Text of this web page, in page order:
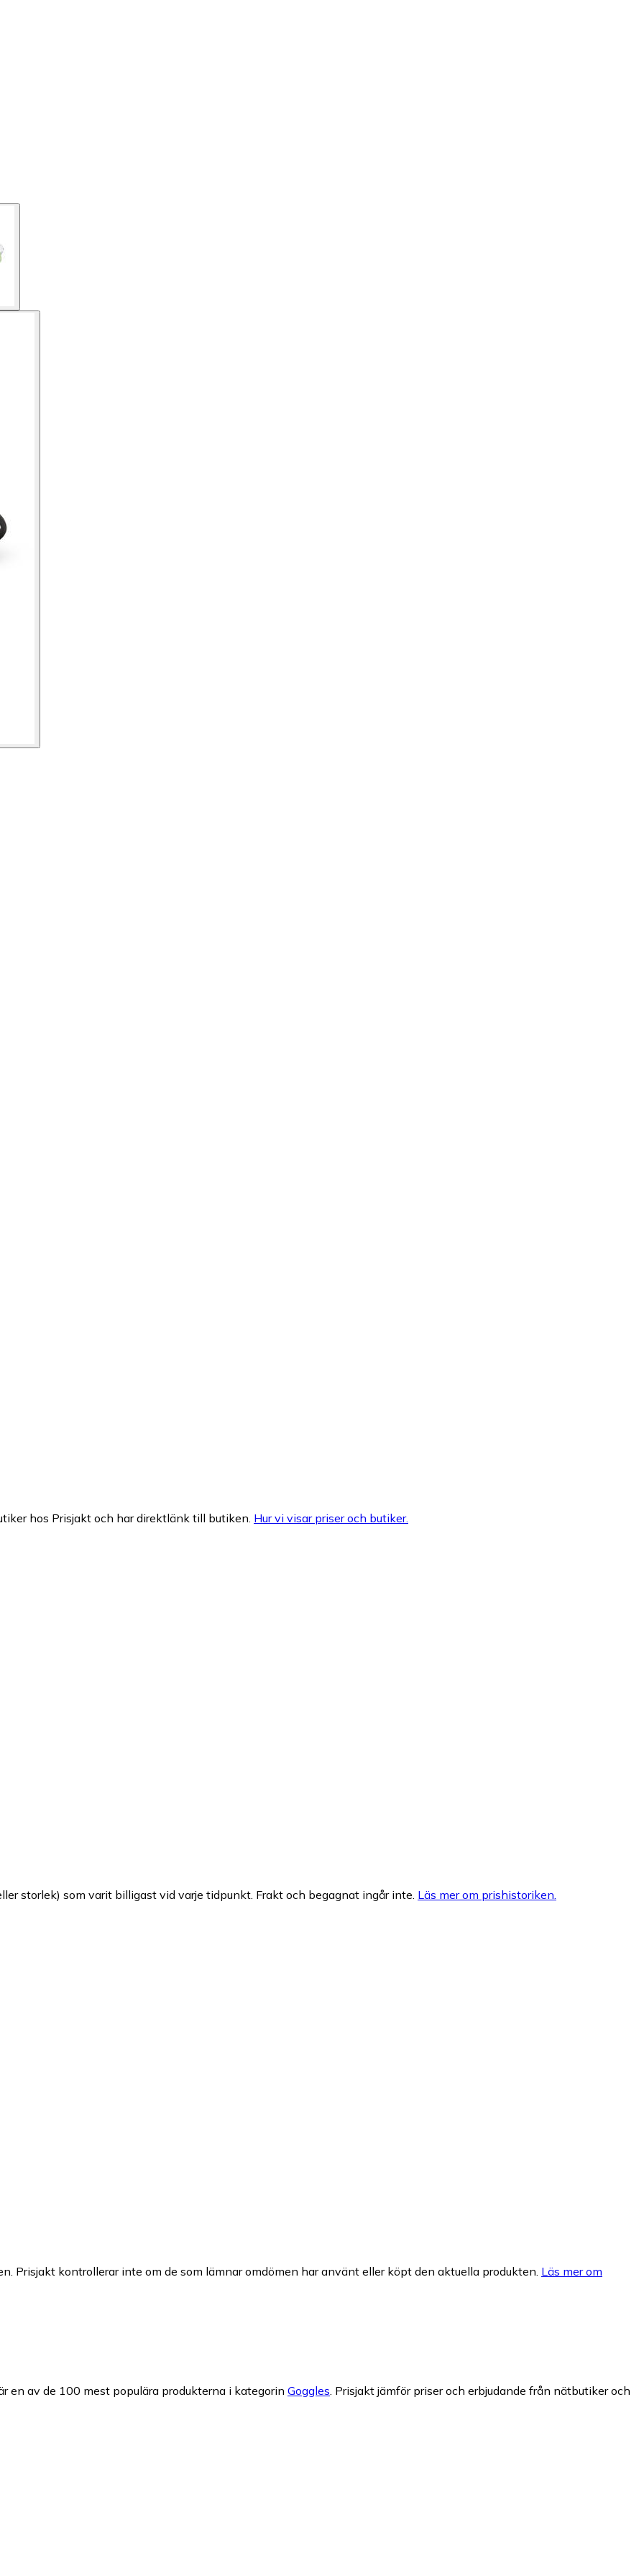
hos Prisjakt och har direktlänk till butiken. Hur vi visar priser och butiker.
storlek) som varit billigast vid varje tidpunkt. Frakt och begagnat ingår inte. Läs mer om prishistoriken.
Prisjakt kontrollerar inte om de som lämnar omdömen har använt eller köpt den aktuella produkten. Läs mer om
en av de 100 mest populära produkterna i kategorin Goggles Prisjakt jämför priser och erbjudande från nätbutiker och